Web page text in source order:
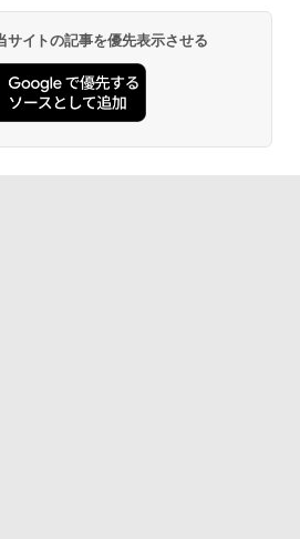
イトの記事を優先表示させる